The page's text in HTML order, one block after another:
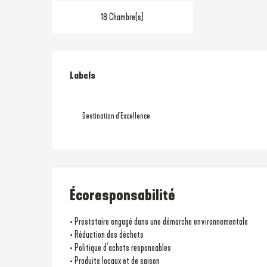
18 Chambre(s)
Offres de
Labels
Labels
Destination d'Excellence
Écoresponsabilité
• Prestataire engagé dans une démarche environnementale
• Réduction des déchets
• Politique d’achats responsables
• Produits locaux et de saison